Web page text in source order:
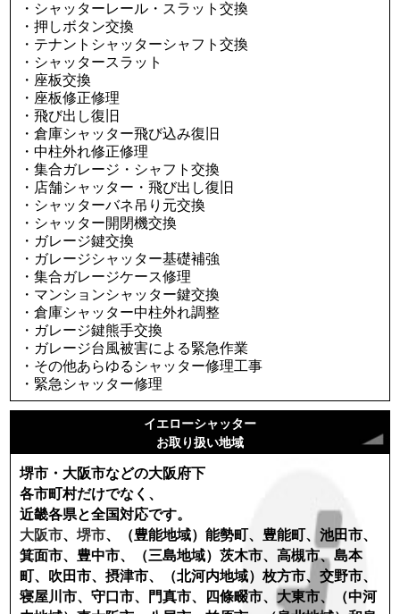
・シャッターレール・スラット交換
・押しボタン交換
・テナントシャッターシャフト交換
・シャッタースラット
・座板交換
・座板修正修理
・飛び出し復旧
・倉庫シャッター飛び込み復旧
・中柱外れ修正修理
・集合ガレージ・シャフト交換
・店舗シャッター・飛び出し復旧
・シャッターバネ吊り元交換
・シャッター開閉機交換
・ガレージ鍵交換
・ガレージシャッター基礎補強
・集合ガレージケース修理
・マンションシャッター鍵交換
・倉庫シャッター中柱外れ調整
・ガレージ鍵熊手交換
・ガレージ台風被害による緊急作業
・その他あらゆるシャッター修理工事
・緊急シャッター修理
イエローシャッター
お取り扱い地域
堺市・大阪市などの大阪府下
各市町村だけでなく、
近畿各県と全国対応です。
大阪市、堺市、（豊能地域）能勢町、豊能町、池田市、
箕面市、豊中市、（三島地域）茨木市、高槻市、島本
町、吹田市、摂津市、（北河内地域）枚方市、交野市、
寝屋川市、守口市、門真市、四條畷市、大東市、（中河